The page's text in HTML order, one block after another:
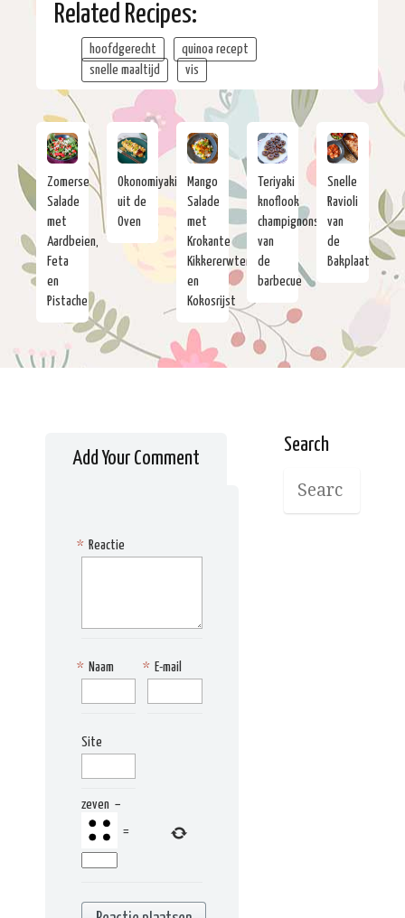
Related Recipes:
hoofdgerecht
quinoa recept
snelle maaltijd
vis
Zomerse
Salade
met
Aardbeien,
Feta
en
Pistache
Okonomiyaki
uit de
Oven
Mango
Salade
met
Krokante
Kikkererwten
en
Kokosrijst
Teriyaki
knoflook
champignons
van
de
barbecue
Snelle
Ravioli
van
de
Bakplaat
Add Your Comment
Reactie
*
Naam
* E-mail
*
Site
zeven −
=
Search